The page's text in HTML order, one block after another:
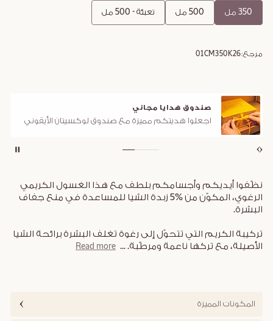
350 مل 500 مل تعبئة - 500 مل
مرجع:01CM350K26
صندوق هدايا مجاني
اجعلوا هديتكم مميزة مع صندوق لوكسيتان الأيقوني
نظّفوا أيديكم وأجسامكم بلطف مع هذا الغسول الكريمي
الرغوي، المكوّن من %5 زبدة الشيا للمساعدة في منع جفاف
البشرة.
تركيبة الكريم التي تتحوّل إلى رغوة تغلف البشرة برائحة الشيا
الأصيلة، مع تركها ناعمة ومرطّبة....
Read more
المكونات المميزة